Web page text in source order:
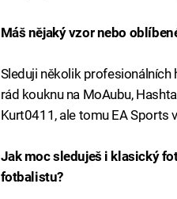
Máš nějaký vzor nebo
Sleduji několik profesionálních
rád kouknu na MoAubu,
Kurt0411, ale tomu EA Sports
Jak moc sleduješ i klasický
fotbalistu?